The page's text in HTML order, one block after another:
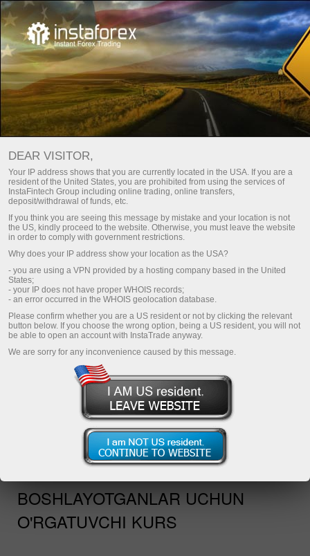
Начинающим O'qitish
ОБУЧЕНИЕ С ПОМОЩЬЮ
ИНСТАТРЕЙД
Hisob-varag'ini to'ldirish
INSTAFOREKSDAN ISHNI ENDI
BOSHLAYOTGANLAR UCHUN
O'RGATUVCHI KURS
DEAR VISITOR,
Your IP address shows that you are currently located in the USA. If you are a
resident of the United States, you are prohibited from using the services of
InstaFintech Group including online trading, online transfers,
deposit/withdrawal of funds, etc.
If you think you are seeing this message by mistake and your location is not
the US, kindly proceed to the website. Otherwise, you must leave the website
in order to comply with government restrictions.
Why does your IP address show your location as the USA?
- you are using a VPN provided by a hosting company based in the United
States;
- your IP does not have proper WHOIS records;
- an error occurred in the WHOIS geolocation database.
Please confirm whether you are a US resident or not by clicking the relevant
button below. If you choose the wrong option, being a US resident, you will not
be able to open an account with InstaTrade anyway.
We are sorry for any inconvenience caused by this message.